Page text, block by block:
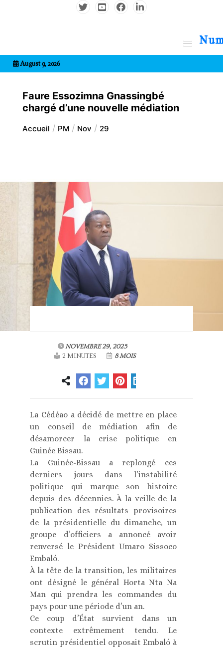
August 9, 2026
Faure Essozimna Gnassingbé
chargé d’une nouvelle médiation
Accueil PM Nov 29
NOVEMBRE 29, 2025
2 MINUTES
8 MOIS
La Cédéao a décidé de mettre en place
un conseil de médiation afin de
désamorcer la crise politique en
Guinée Bissau.
La Guinée-Bissau a replongé ces
derniers jours dans l’instabilité
politique qui marque son histoire
depuis des décennies. À la veille de la
publication des résultats provisoires
de la présidentielle du dimanche, un
groupe d’officiers a annoncé avoir
renversé le Président Umaro Sissoco
Embaló.
À la tête de la transition, les militaires
ont désigné le général Horta Nta Na
Man qui prendra les commandes du
pays pour une période d’un an.
Ce coup d’État survient dans un
contexte extrêmement tendu. Le
scrutin présidentiel opposait Embaló à